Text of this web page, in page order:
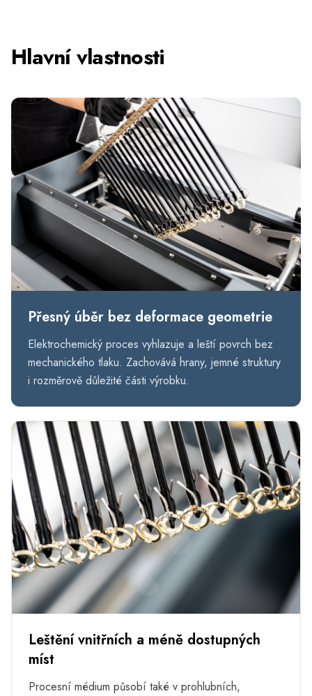
Hlavní vlastnosti
Přesný úběr bez deformace geometrie
Elektrochemický proces vyhlazuje a leští povrch bez
mechanického tlaku. Zachovává hrany, jemné struktury
i rozměrově důležité části výrobku.
Leštění vnitřních a méně dostupných
míst
Procesní médium působí také v prohlubních,